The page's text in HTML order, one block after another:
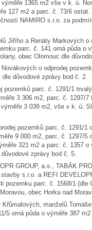
1365 m2 vše v k. ú.
127 m2 a parc. č. 73/6
NAMIRO s.r.o. za
Jiřího a Renáty Markových
parc. č. 141 orná půda o
obec Olomouc dle
o odprodej
důvodové zprávy bod č. 2.
pozemků parc. č. 1291/1
3 306 m2, parc. č. 1297/
3 039 m2, vše v k. ú.
pozemků parc. č. 1291/
9 000 m2, parc. č. 1297/5
321 m2 a parc. č. 1357
zprávy bod č. 5.
GROUP, a.s., TABÁK
s.r.o. a REFI
pozemku parc. č. 1568/1 (dle
obec Horka nad
manželů
5 orná půda o výměře 387